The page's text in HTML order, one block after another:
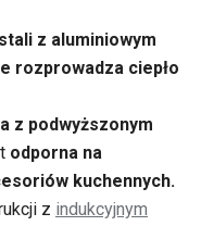
z aluminiowym
rozprowadza ciepło
z podwyższonym
odporna na
kuchennych.
z indukcyjnym